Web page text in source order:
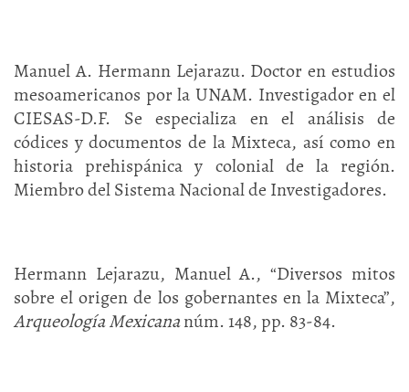
Manuel A. Hermann Lejarazu. Doctor en estudios
mesoamericanos por la UNAM. Investigador en el
CIESAS-D.F. Se especializa en el análisis de
códices y documentos de la Mixteca, así como en
historia prehispánica y colonial de la región.
Miembro del Sistema Nacional de Investigadores.
Hermann Lejarazu, Manuel A., “Diversos mitos
sobre el origen de los gobernantes en la Mixteca”,
Arqueología Mexicananúm. 148, pp. 83-84.